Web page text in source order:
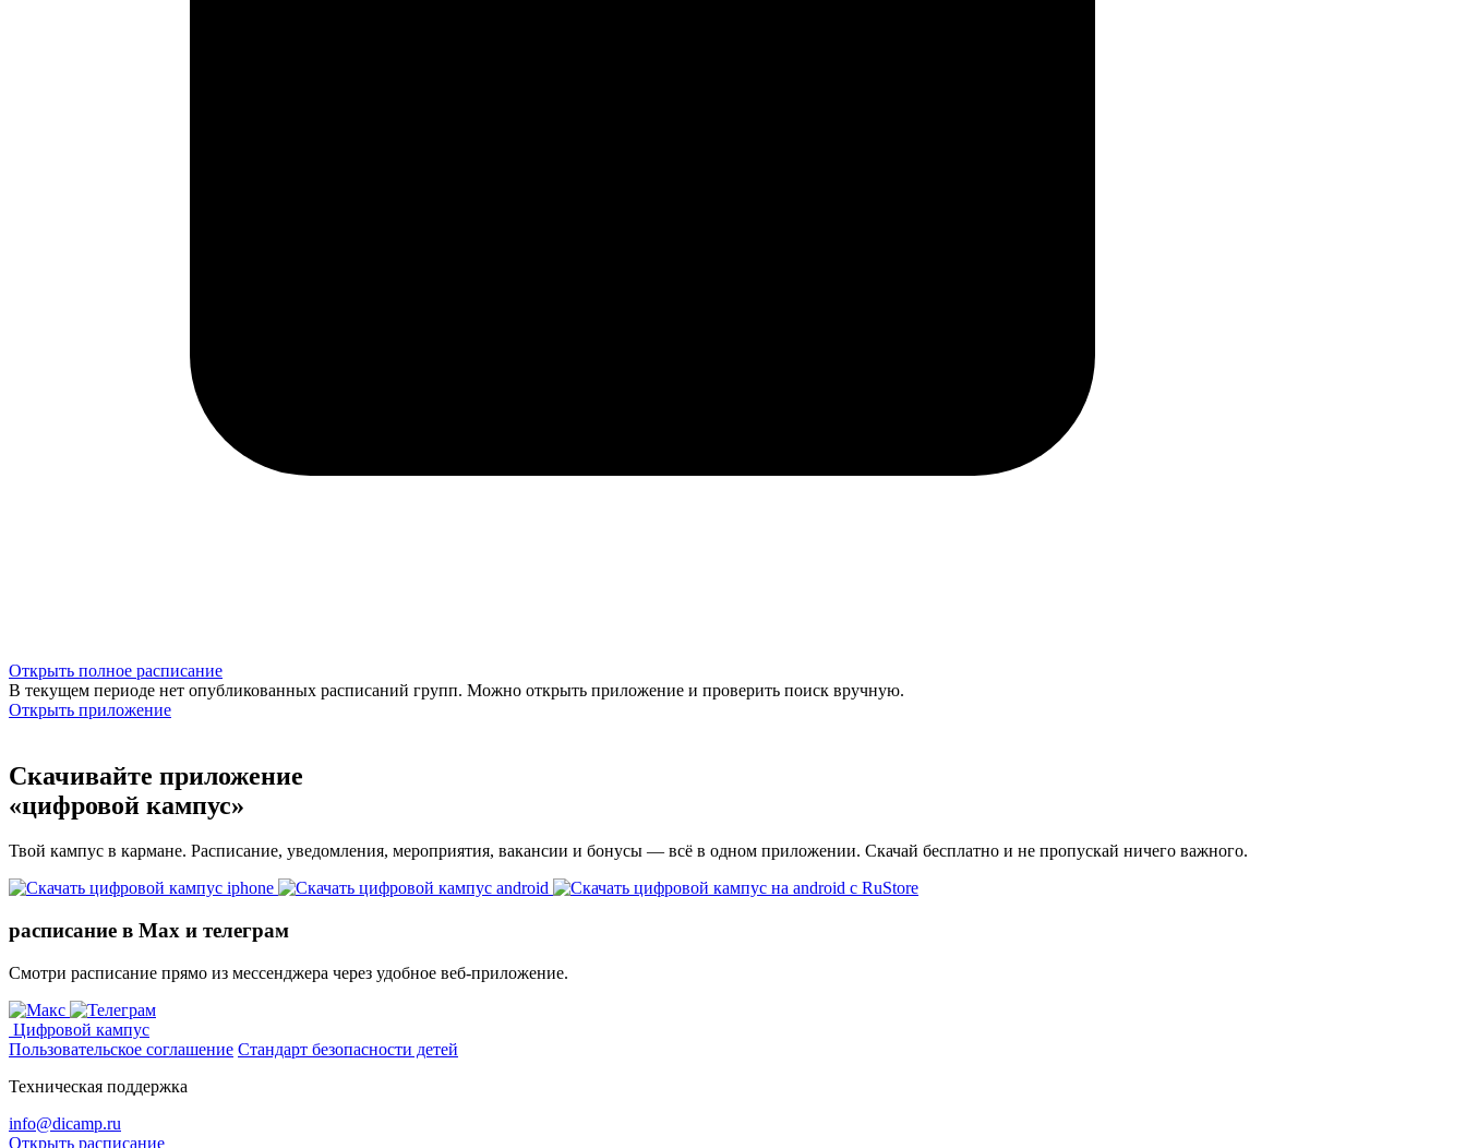
Открыть полное расписание
В текущем периоде нет опубликованных расписаний групп. Можно открыть приложение и проверить поиск вручную.
Открыть приложение
Скачивайте приложение
«цифровой кампус»
Твой кампус в кармане. Расписание, уведомления, мероприятия, вакансии и бонусы — всё в одном приложении. Скачай бесплатно и не пропускай ничего важного.
расписание в Max и телеграм
Смотри расписание прямо из мессенджера через удобное веб‑приложение.
Цифровой кампус
Пользовательское соглашение Стандарт безопасности детей
Техническая поддержка
info@dicamp.ru
Открыть расписание